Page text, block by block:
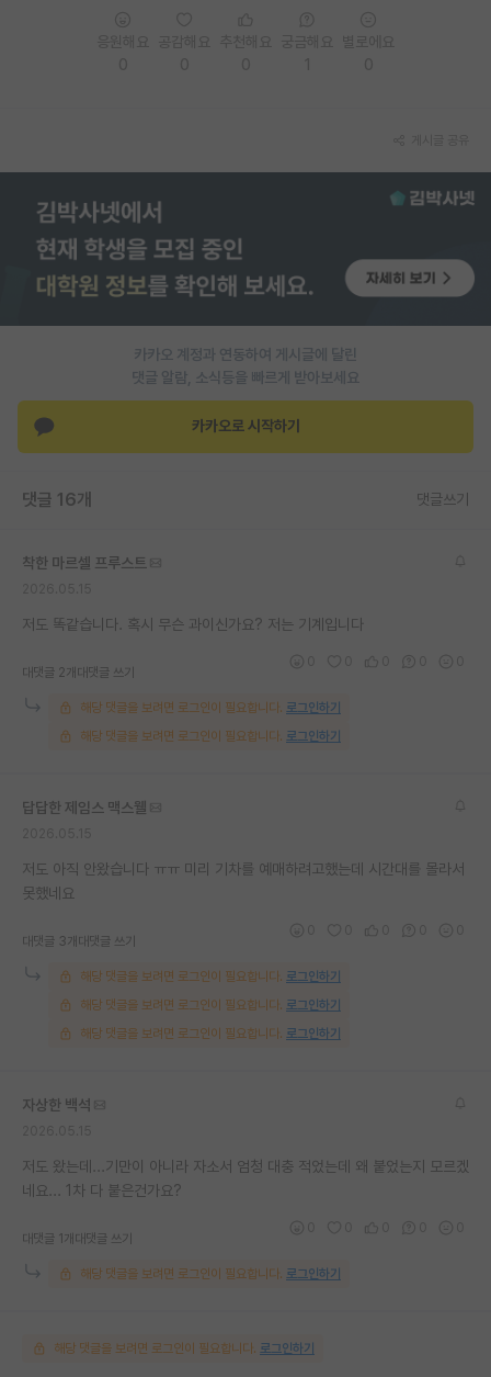
임용 후기 게시판
PI 전용 게시판
인문사회 계열 게시판
특수/전문대학원 게시판
반도체/AI 게시판
장학금/장학생 게시판
홍보 게시판
커리어
반도체 아카데미
재팬라운지 🌸
카카오 계정과 연동하여 게시글에 달린
댓글 알람, 소식등을 빠르게 받아보세요
카카오로 시작하기
댓글 16개 댓글쓰기
착한 마르셀 프루스트
저도 똑같습니다. 혹시 무슨 과이신가요? 저는 기계입니다
대댓글 2개 대댓글 쓰기
해당 댓글을 보려면 로그인이 필요합니다. 로그인하기
해당 댓글을 보려면 로그인이 필요합니다. 로그인하기
답답한 제임스 맥스웰
저도 아직 안왔습니다 ㅠㅠ 미리 기차를 예매하려고했는데 시간대를 몰라서
못했네요
대댓글 3개 대댓글 쓰기
해당 댓글을 보려면 로그인이 필요합니다. 로그인하기
해당 댓글을 보려면 로그인이 필요합니다. 로그인하기
해당 댓글을 보려면 로그인이 필요합니다. 로그인하기
자상한 백석
저도 왔는데...기만이 아니라 자소서 엄청 대충 적었는데 왜 붙었는지 모르겠
네요... 1차 다 붙은건가요?
대댓글 1개 대댓글 쓰기
해당 댓글을 보려면 로그인이 필요합니다. 로그인하기
해당 댓글을 보려면 로그인이 필요합니다. 로그인하기